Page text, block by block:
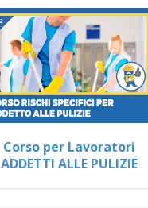
Corso per Lavoratori
ADDETTI ALLE PULIZIE